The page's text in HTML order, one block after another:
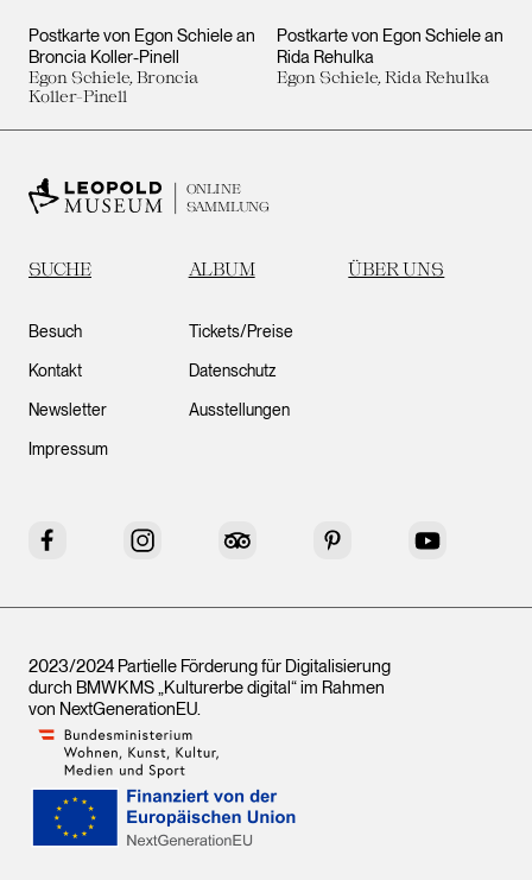
Postkarte von Egon Schiele an
Broncia Koller-Pinell
Egon Schiele, Broncia
Koller-Pinell
Postkarte von Egon Schiele an
Rida Rehulka
Egon Schiele, Rida Rehulka
ONLINE
SAMMLUNG
SUCHE ALBUM ÜBER UNS
Besuch
Kontakt
Newsletter
Impressum
Tickets/Preise
Datenschutz
Ausstellungen
Facebook Instagram Tripadvisor Pinterest YouTube
2023/2024 Partielle Förderung für Digitalisierung
durch BMWKMS „Kulturerbe digital“ im Rahmen
von NextGenerationEU.